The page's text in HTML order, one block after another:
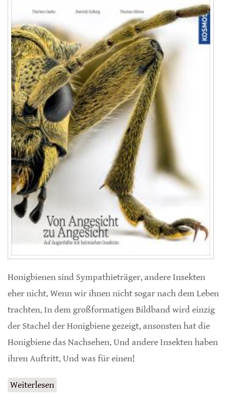
Honigbienen sind Sympathieträger, andere Insekten
eher nicht. Wenn wir ihnen nicht sogar nach dem Leben
trachten. In dem großformatigen Bildband wird einzig
der Stachel der Honigbiene gezeigt, ansonsten hat die
Honigbiene das Nachsehen. Und andere Insekten haben
ihren Auftritt. Und was für einen!
Weiterlesen